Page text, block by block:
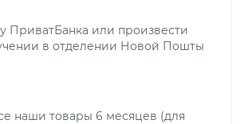
ПриватБанка или произвести
в отделении Новой Пошты
наши товары 6 месяцев (для